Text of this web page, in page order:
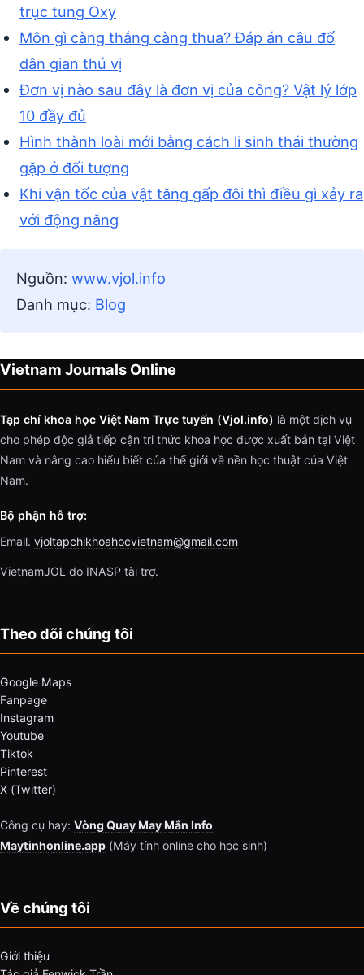
trục tung Oxy
Môn gì càng thắng càng thua? Đáp án câu đố
dân gian thú vị
Đơn vị nào sau đây là đơn vị của công? Vật lý lớp
10 đầy đủ
Hình thành loài mới bằng cách li sinh thái thường
gặp ở đối tượng
Khi vận tốc của vật tăng gấp đôi thì điều gì xảy ra
với động năng
Nguồn: www.vjol.info
Danh mục: Blog
Vietnam Journals Online
Tạp chí khoa học Việt Nam Trực tuyến (Vjol.info) là một dịch vụ
cho phép độc giả tiếp cận tri thức khoa học được xuất bản tại Việt
Nam và nâng cao hiểu biết của thế giới về nền học thuật của Việt
Nam.
Bộ phận hỗ trợ:
Email. vjoltapchikhoahocvietnam@gmail.com
VietnamJOL do INASP tài trợ.
Theo dõi chúng tôi
Google Maps
Fanpage
Instagram
Youtube
Tiktok
Pinterest
X (Twitter)
Công cụ hay: Vòng Quay May Mắn Info
Maytinhonline.app (Máy tính online cho học sinh)
Về chúng tôi
Giới thiệu